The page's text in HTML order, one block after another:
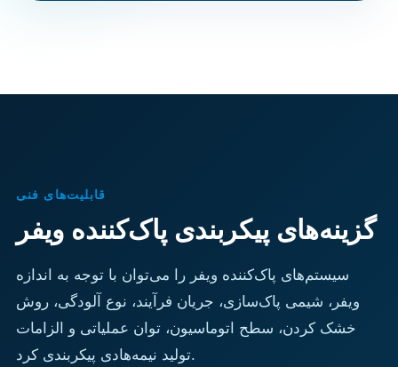
قابلیت‌های فنی
گزینه‌های پیکربندی پاک‌کننده ویفر
سیستم‌های پاک‌کننده ویفر را می‌توان با توجه به اندازه
ویفر، شیمی پاک‌سازی، جریان فرآیند، نوع آلودگی، روش
خشک کردن، سطح اتوماسیون، توان عملیاتی و الزامات
تولید نیمه‌هادی پیکربندی کرد.